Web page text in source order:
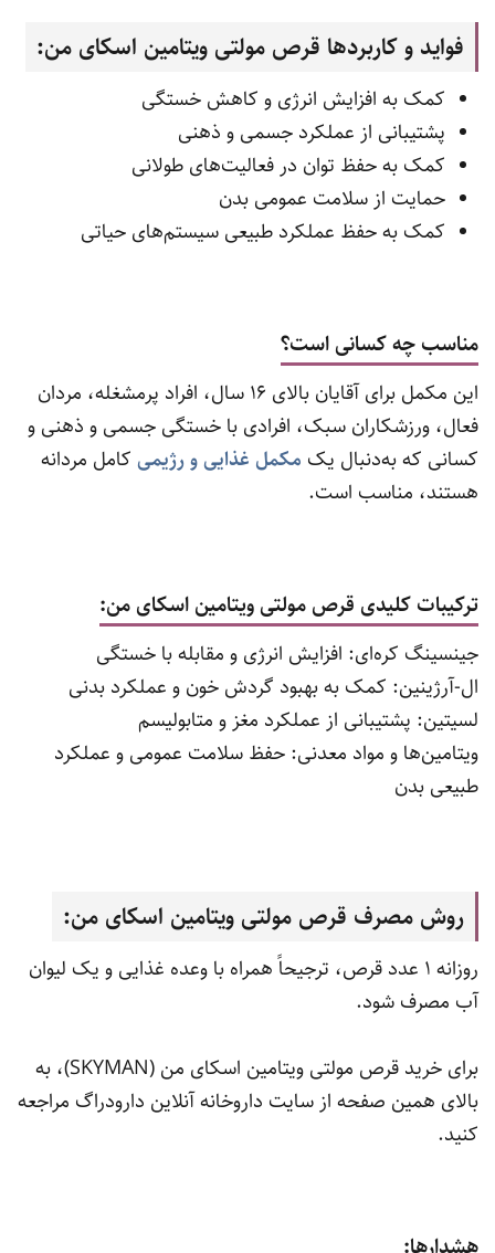
فواید و کاربردها قرص مولتی ویتامین اسکای من:
کمک به افزایش انرژی و کاهش خستگی
پشتیبانی از عملکرد جسمی و ذهنی
کمک به حفظ توان در فعالیت‌های طولانی
حمایت از سلامت عمومی بدن
کمک به حفظ عملکرد طبیعی سیستم‌های حیاتی
مناسب چه کسانی است؟
این مکمل برای آقایان بالای 16 سال، افراد پرمشغله، مردان
فعال، ورزشکاران سبک، افرادی با خستگی جسمی و ذهنی و
کسانی که به‌دنبال یک مکمل غذایی و رژیمی کامل مردانه
هستند، مناسب است.
ترکیبات کلیدی قرص مولتی ویتامین اسکای من:
جینسینگ کره‌ای: افزایش انرژی و مقابله با خستگی
ال-آرژینین: کمک به بهبود گردش خون و عملکرد بدنی
لسیتین: پشتیبانی از عملکرد مغز و متابولیسم
ویتامین‌ها و مواد معدنی: حفظ سلامت عمومی و عملکرد
طبیعی بدن
روش مصرف قرص مولتی ویتامین اسکای من:
روزانه 1 عدد قرص، ترجیحاً همراه با وعده غذایی و یک لیوان
آب مصرف شود.
برای خرید قرص مولتی ویتامین اسکای من (SKYMAN)، به
بالای همین صفحه از سایت داروخانه آنلاین دارودراگ مراجعه
کنید.